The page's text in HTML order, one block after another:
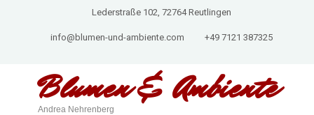
Lederstraße 102, 72764 Reutlingen
info@blumen-und-ambiente.com +49 7121 387325
Blumen &Ambiente
Andrea Nehrenberg